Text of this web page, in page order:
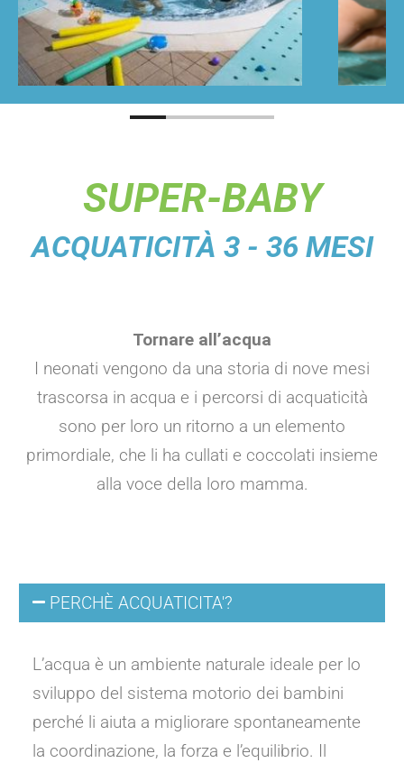
SUPER-BABY
ACQUATICITÀ 3 - 36 MESI
Tornare all’acqua
I neonati vengono da una storia di nove mesi
trascorsa in acqua e i percorsi di acquaticità
sono per loro un ritorno a un elemento
primordiale, che li ha cullati e coccolati insieme
alla voce della loro mamma.
PERCHÈ ACQUATICITA'?
L’acqua è un ambiente naturale ideale per lo
sviluppo del sistema motorio dei bambini
perché li aiuta a migliorare spontaneamente
la coordinazione, la forza e l’equilibrio. Il